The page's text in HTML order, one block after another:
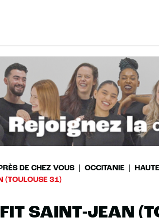
DE CHEZ VOUS OCCITANIE
(TOULOUSE 31)
SAINT-JEAN